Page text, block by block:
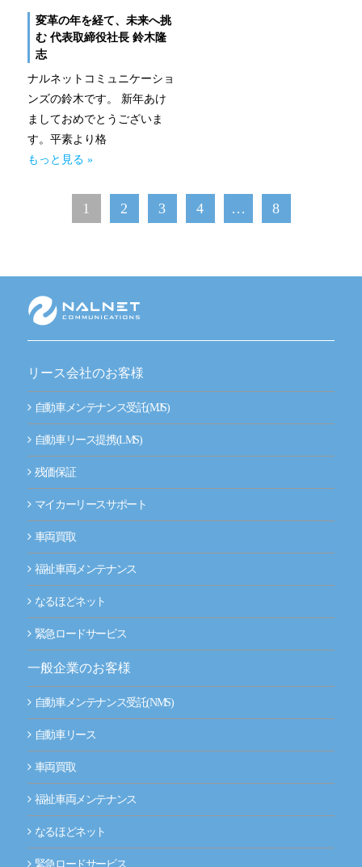
変革の年を経て、未来へ挑
む 代表取締役社長 鈴木隆
志
ナルネットコミュニケーショ
ンズの鈴木です。 新年あけ
ましておめでとうございま
す。平素より格
もっと見る »
1 2 3 4 … 8
リース会社のお客様
自動車メンテナンス受託(MJS)
自動車リース提携(LMS)
残価保証
マイカーリースサポート
車両買取
福祉車両メンテナンス
なるほどネット
緊急ロードサービス
一般企業のお客様
自動車メンテナンス受託(NMS)
自動車リース
車両買取
福祉車両メンテナンス
なるほどネット
緊急ロードサービス